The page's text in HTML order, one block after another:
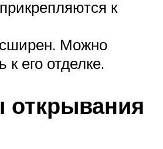
к
Можно
к его отделке.